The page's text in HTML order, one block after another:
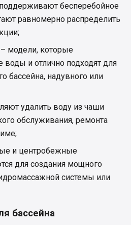
бесперебойное
равномерно распределить
модели, которые
и отлично подходят для
бассейна, надувного или
удалить воду из чаши
обслуживания, ремонта
и центробежные
для создания мощного
системы или
бассейна